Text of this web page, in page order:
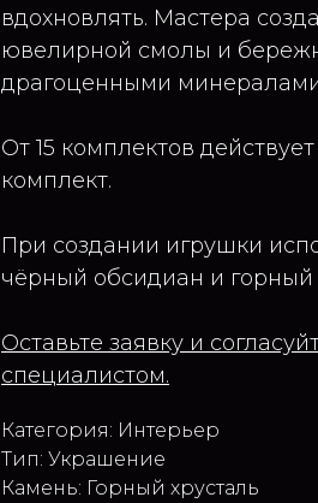
вдохновлять. Мастера
ювелирной смолы и
драгоценными
От 15 комплектов
комплект.
При создании игрушки
чёрный обсидиан и горный
Оставьте заявку и
специалистом.
Категория: Интерьер
Тип: Украшение
Камень: Горный хрусталь